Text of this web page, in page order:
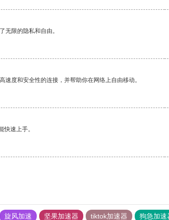
无限的隐私和自由。
速度和安全性的连接，并帮助你在网络上自由移动。
快速上手。
旋风加速 坚果加速器 tiktok加速器 狗急加速